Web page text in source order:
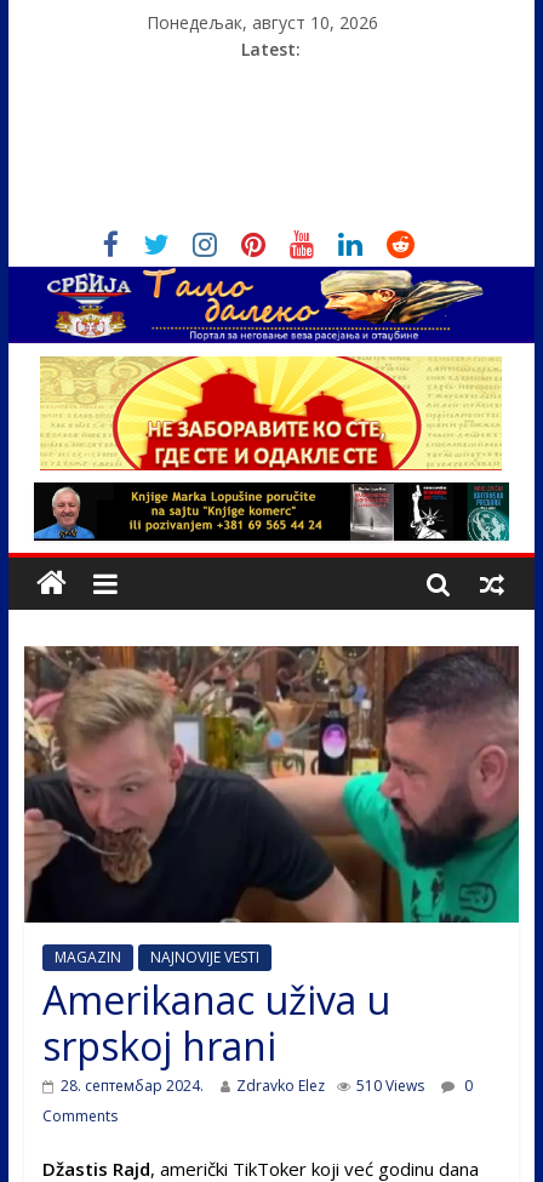
Понедељак, август 10, 2026
Latest:
MAGAZIN NAJNOVIJE VESTI
Amerikanac uživa u
srpskoj hrani
28. септембар 2024. Zdravko Elez 510 Views
0
Comments
Džastis Rajd, američki TikToker koji već godinu dana